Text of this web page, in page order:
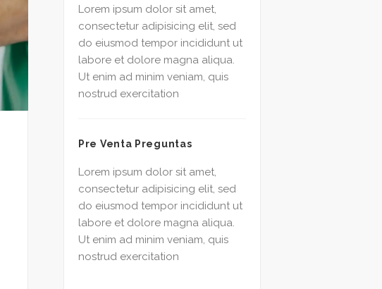
Lorem ipsum dolor sit amet,
consectetur adipisicing elit, sed
do eiusmod tempor incididunt ut
labore et dolore magna aliqua.
Ut enim ad minim veniam, quis
nostrud exercitation
Pre Venta Preguntas
Lorem ipsum dolor sit amet,
consectetur adipisicing elit, sed
do eiusmod tempor incididunt ut
labore et dolore magna aliqua.
Ut enim ad minim veniam, quis
nostrud exercitation